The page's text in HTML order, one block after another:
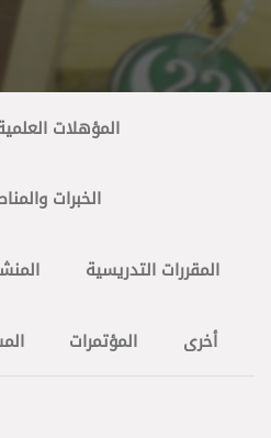
المؤهلات
الخبرات
المقررات التدريسية
المؤتمرات أخرى